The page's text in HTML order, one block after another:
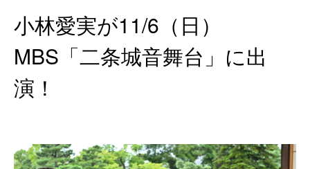
小林愛実が11/6（日）
MBS「二条城音舞台」に出
演！